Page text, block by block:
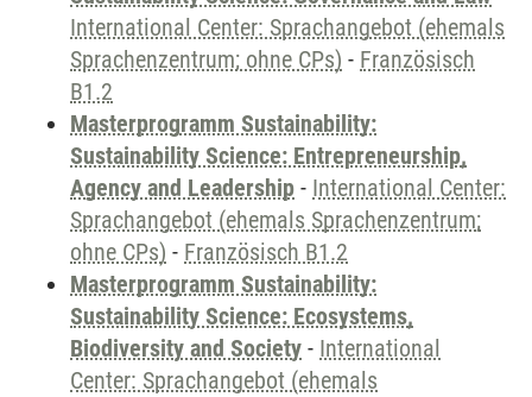
International Center: Sprachangebot (ehemals
Sprachenzentrum; ohne CPs) - Französisch
B1.2
Masterprogramm Sustainability:
Sustainability Science: Entrepreneurship,
Agency and Leadership - International Center:
Sprachangebot (ehemals Sprachenzentrum;
ohne CPs) - Französisch B1.2
Masterprogramm Sustainability:
Sustainability Science: Ecosystems,
Biodiversity and Society - International
Center: Sprachangebot (ehemals